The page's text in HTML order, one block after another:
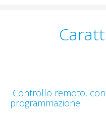
Controllo remoto,
programmazione